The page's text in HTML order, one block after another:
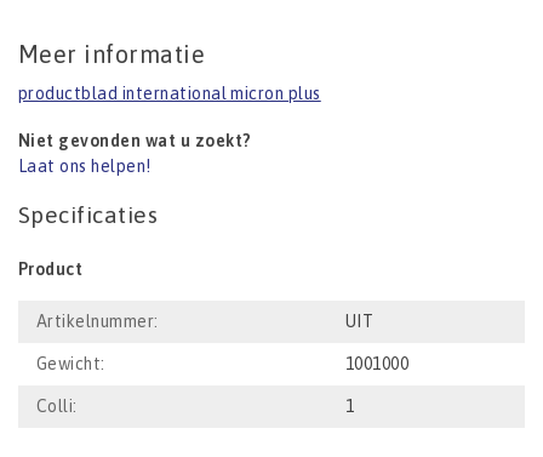
Meer informatie
productblad international micron plus
Niet gevonden wat u zoekt?
Laat ons helpen!
Specificaties
Product
Artikelnummer: UIT
Gewicht: 1001000
Colli: 1